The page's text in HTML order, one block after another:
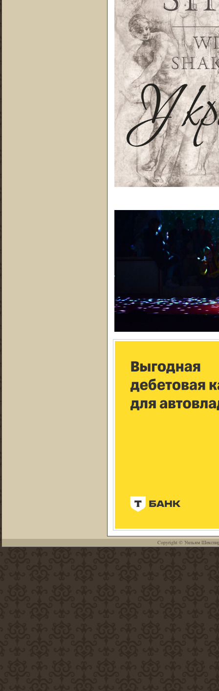
Copyright © Уильям